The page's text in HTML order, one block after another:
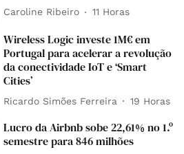
Caroline Ribeiro 11 Horas
Wireless Logic investe 1M€ em
Portugal para acelerar a revolução
da conectividade IoT e ‘Smart
Cities’
Ricardo Simões Ferreira 19 Horas
Lucro da Airbnb sobe 22,61% no 1.º
semestre para 846 milhões